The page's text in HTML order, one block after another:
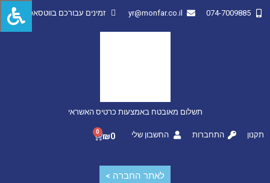
074-7009885
yr@monfar.co.il זמינים עבורכם בווטסאפ
תשלום מאובטח באמצעות כרטיס האשראי
תקנון התחברות החשבון שלי ₪0
0
לאתר החברה >